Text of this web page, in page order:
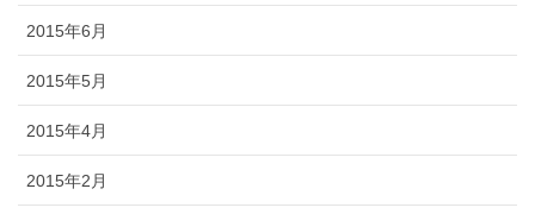
2015年6月
2015年5月
2015年4月
2015年2月